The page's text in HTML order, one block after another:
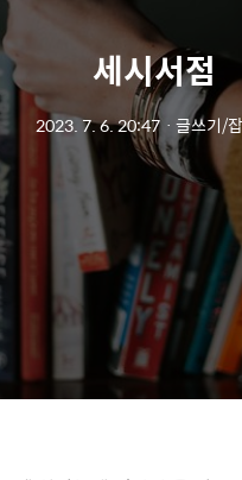
세시서점
2023. 7. 6. 20:47ㆍ 글쓰기/